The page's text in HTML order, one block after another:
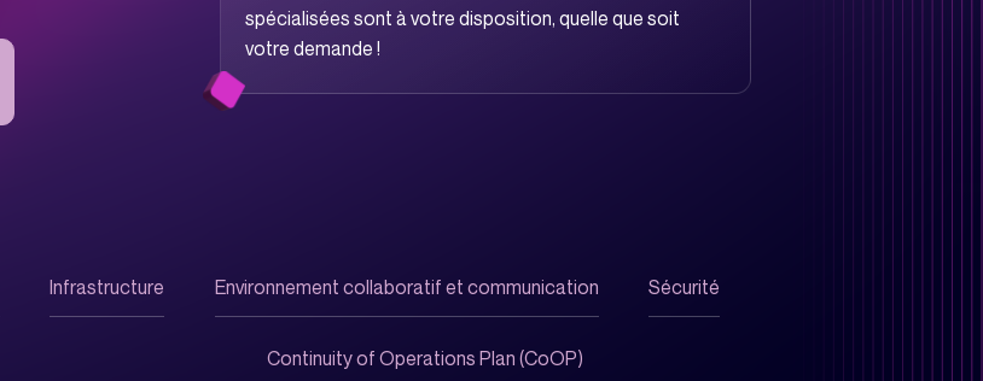
spécialisées sont à votre disposition, quelle que soit
votre demande !
Infrastructure Environnement collaboratif et communication Sécurité
Continuity of Operations Plan (CoOP)